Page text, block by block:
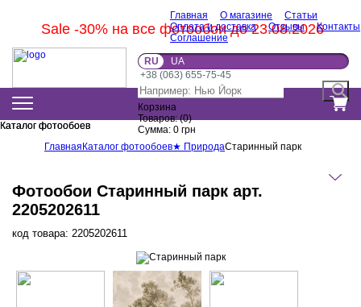
Sale -30% на все фотообои до 23.08.2026
Главная О магазине
Статьи
Оплата и доставка
Отзывы
Контакты
Соглашение
RU
UA
+38 (063) 655-75-45
Корзина
Товаров:(0)
Сумма: 0 грн
Каталог фотообоев
Каталог фотообоев
Главная Каталог фотообоев★ ПриродаСтаринный парк
Фотообои Старинный парк арт.
2205202611
код товара: 2205202611